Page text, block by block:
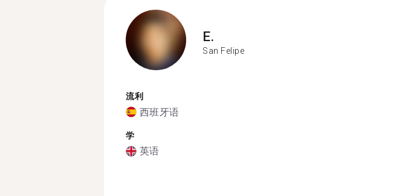
E.
San Felipe
流利
西班牙语
学
英语